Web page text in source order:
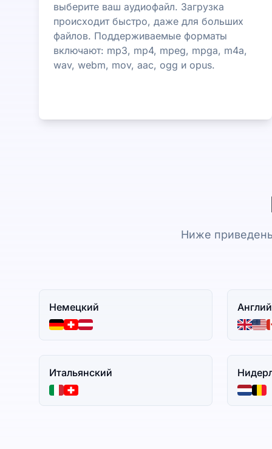
выберите ваш аудиофайл. Загрузка
происходит быстро, даже для больших
файлов. Поддерживаемые форматы
включают: mp3, mp4, mpeg, mpga, m4a,
wav, webm, mov, aac, ogg и opus.
Ниже
Немецкий
Итальянский